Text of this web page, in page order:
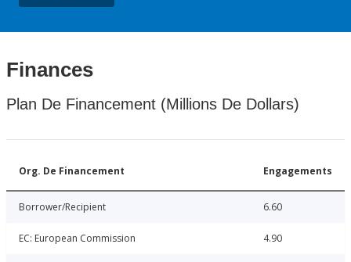
Finances
Plan De Financement (Millions De Dollars)
Org. De Financement Engagements
Borrower/Recipient 6.60
EC: European Commission 4.90